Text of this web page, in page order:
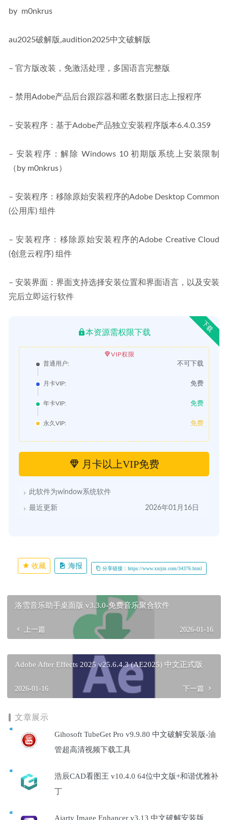
by  m0nkrus
au2025破解版,audition2025中文破解版
– 官方版改装，免激活处理，多国语言完整版
– 禁用Adobe产品后台跟踪器和匿名数据日志上报程序
– 安装程序：基于Adob​​e产品独立安装程序版本6.4.0.359
– 安装程序：解除 Windows 10 初期版系统上安装限制
（by m0nkrus）
– 安装程序：移除原始安装程序的Adobe Desktop Common
(公用库) 组件
– 安装程序：移除原始安装程序的Adobe Creative Cloud
(创意云程序) 组件
– 安装界面：界面支持选择安装位置和界面语言，以及安装
完后立即运行软件
下载
本资源需权限下载
VIP权限
普通用户:
不可下载
月卡VIP: 免费
年卡VIP: 免费
永久VIP: 免费
月卡以上VIP免费
此软件为window系统软件
最近更新 2026年01月16日
收藏 海报 分享链接：https://www.xxrjm.com/34376.html
洛雪音乐助手桌面版 v3.3.0-免费音乐聚合软件
上一篇 2026-01-16
Adobe After Effects 2025 v25.6.4.3 (AE2025) 中文正式版
2026-01-16 下一篇
文章展示
Gihosoft TubeGet Pro v9.9.80 中文破解安装版-油
管超高清视频下载工具
浩辰CAD看图王 v10.4.0 64位中文版+和谐优雅补
丁
Aiarty Image Enhancer v3.13 中文破解安装版